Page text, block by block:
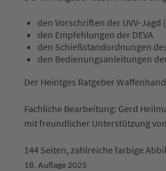
den Vorschriften der UVV-
den Empfehlungen der DEVA
den Schießstandordnungen
den Bedienungsanleitungen
Der Heintges Ratgeber
Fachliche Bearbeitung: Gerd
mit freundlicher Unterstützung
144 Seiten, zahlreichefarbige
18. Auflage 2025